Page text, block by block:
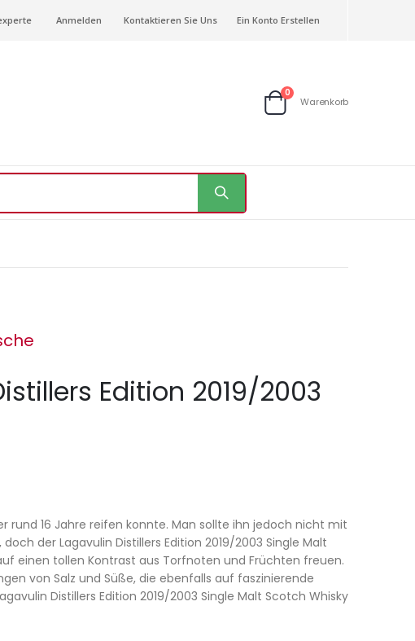
Anmelden Kontaktieren Sie Uns Ein Konto Erstellen
Warenkorb
0Artikel
Warenkorb
Edition 2019/2003
rund 16 Jahre reifen konnte. Man sollte ihn jedoch nicht mit
der Lagavulin Distillers Edition 2019/2003 Single Malt
einen tollen Kontrast aus Torfnoten und Früchten freuen.
von Salz und Süße, die ebenfalls auf faszinierende
Distillers Edition 2019/2003 Single Malt Scotch Whisky